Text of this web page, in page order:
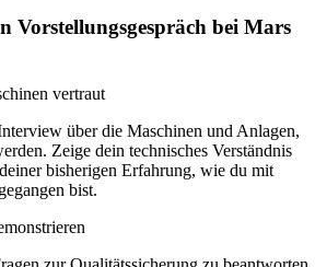
Vorstellungsgespräch bei Mars
vertraut
über die Maschinen und Anlagen,
Zeige dein technisches Verständnis
bisherigen Erfahrung, wie du mit
bist.